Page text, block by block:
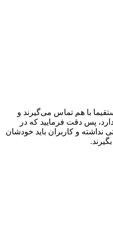
با هم تماس می‌گیرند و
پس دقت فرمایید که در
و کاربران باید خودشان